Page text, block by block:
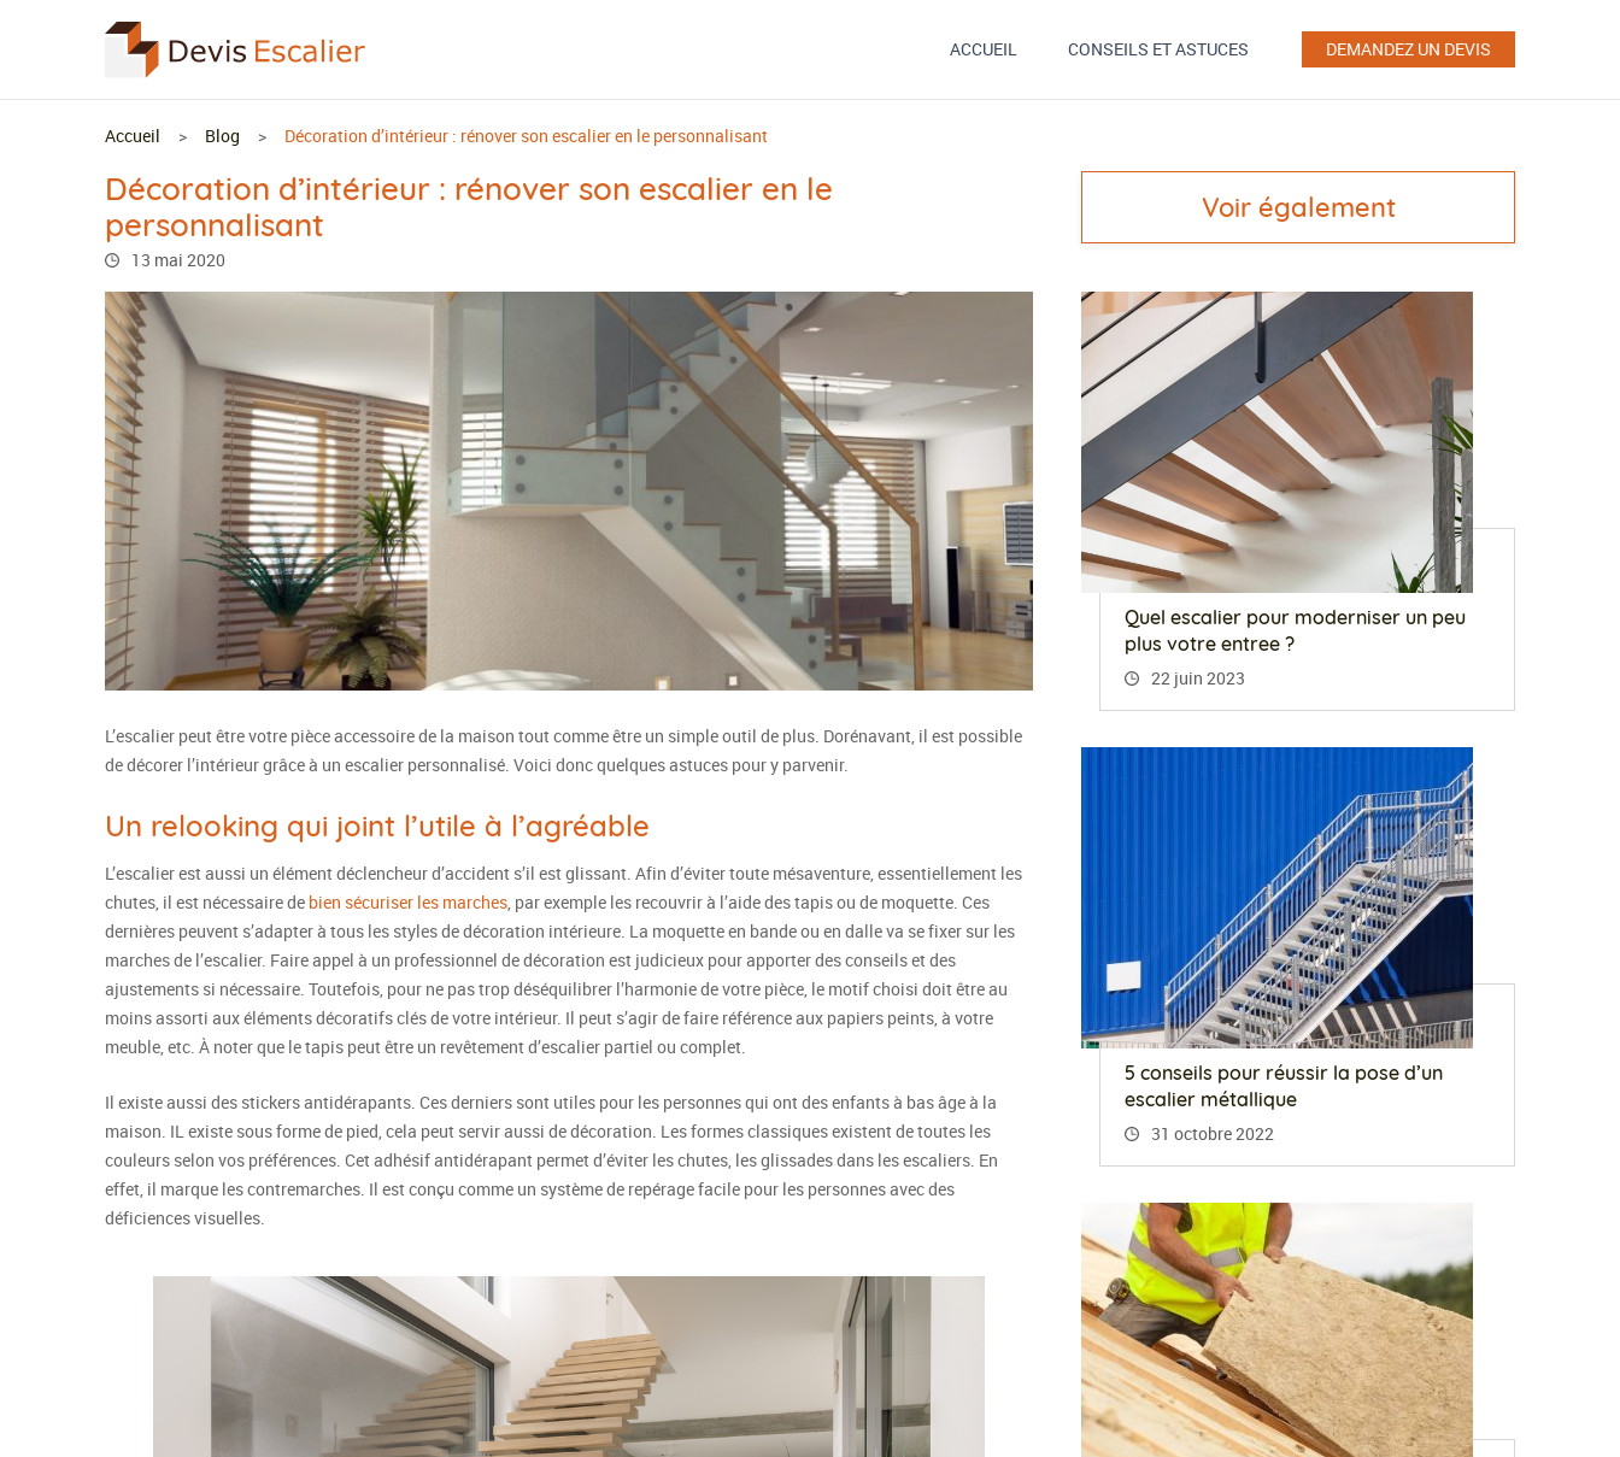
DEMANDEZ UN DEVIS
ACCUEIL CONSEILS ET ASTUCES
Accueil Blog Décoration d’intérieur : rénover son escalier en le personnalisant
Décoration d’intérieur : rénover son escalier en le
personnalisant
13 mai 2020
L’escalier peut être votre pièce accessoire de la maison tout comme être un simple outil de plus. Dorénavant, il est possible
de décorer l’intérieur grâce à un escalier personnalisé. Voici donc quelques astuces pour y parvenir.
Un relooking qui joint l’utile à l’agréable
L’escalier est aussi un élément déclencheur d’accident s’il est glissant. Afin d’éviter toute mésaventure, essentiellement les
chutes, il est nécessaire de bien sécuriser les marches, par exemple les recouvrir à l’aide des tapis ou de moquette. Ces
dernières peuvent s’adapter à tous les styles de décoration intérieure. La moquette en bande ou en dalle va se fixer sur les
marches de l’escalier. Faire appel à un professionnel de décoration est judicieux pour apporter des conseils et des
ajustements si nécessaire. Toutefois, pour ne pas trop déséquilibrer l’harmonie de votre pièce, le motif choisi doit être au
moins assorti aux éléments décoratifs clés de votre intérieur. Il peut s’agir de faire référence aux papiers peints, à votre
meuble, etc. À noter que le tapis peut être un revêtement d’escalier partiel ou complet.
Il existe aussi des stickers antidérapants. Ces derniers sont utiles pour les personnes qui ont des enfants à bas âge à la
maison. IL existe sous forme de pied, cela peut servir aussi de décoration. Les formes classiques existent de toutes les
couleurs selon vos préférences. Cet adhésif antidérapant permet d’éviter les chutes, les glissades dans les escaliers. En
effet, il marque les contremarches. Il est conçu comme un système de repérage facile pour les personnes avec des
déficiences visuelles.
Voir également
Quel escalier pour moderniser un peu
plus votre entree ?
22 juin 2023
5 conseils pour réussir la pose d’un
escalier métallique
31 octobre 2022